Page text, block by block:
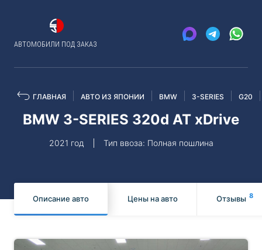
АВТОМОБИЛИ ПОД ЗАКАЗ
ГЛАВНАЯ АВТО ИЗ ЯПОНИИ BMW 3-SERIES G20
BMW 3-SERIES 320d AT xDrive
2021 год Тип ввоза: Полная пошлина
Описание авто Цены на авто Отзывы 8